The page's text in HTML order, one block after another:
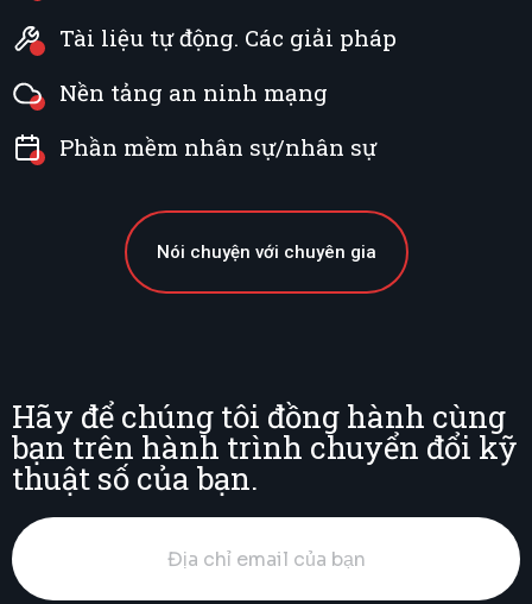
Tài liệu tự động. Các giải pháp
Nền tảng an ninh mạng
Phần mềm nhân sự/nhân sự
Nói chuyện với chuyên gia
Hãy để chúng tôi đồng hành cùng
bạn trên hành trình chuyển đổi kỹ
thuật số của bạn.​